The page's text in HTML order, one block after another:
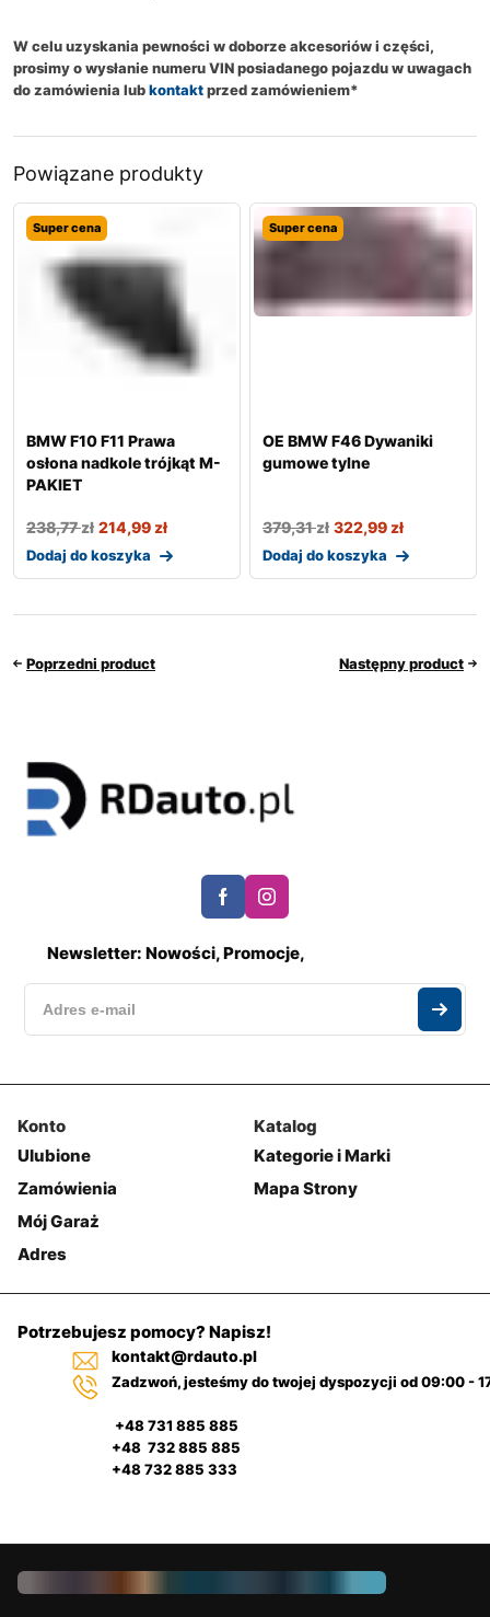
W celu uzyskania pewności w doborze akcesoriów i części,
prosimy o wysłanie numeru VIN posiadanego pojazdu w uwagach
do zamówienia lubkontaktprzed zamówieniem*
Powiązane produkty
Super cena
BMW F10 F11 Prawa
osłona nadkole trójkąt M-
PAKIET
238,77zł 214,99zł
Dodaj do koszyka
Super cena
OE BMW F46 Dywaniki
gumowe tylne
379,31zł 322,99zł
Dodaj do koszyka
Poprzedni product Następny product
Newsletter: Nowości, Promocje,
Konto
Ulubione
Zamówienia
Mój Garaż
Adres
Katalog
Kategorie i Marki
Mapa Strony
Potrzebujesz pomocy? Napisz!
kontakt@rdauto.pl
Zadzwoń, jesteśmy do twojej dyspozycji od 09:00 -
+48 731 885 885
+48 732 885 885
+48 732 885 333